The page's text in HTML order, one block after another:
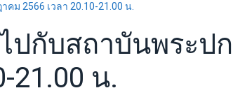
ม 2566 เวลา 20.10-21.00 น.
ปกับสถาบันพระป
21.00 น.